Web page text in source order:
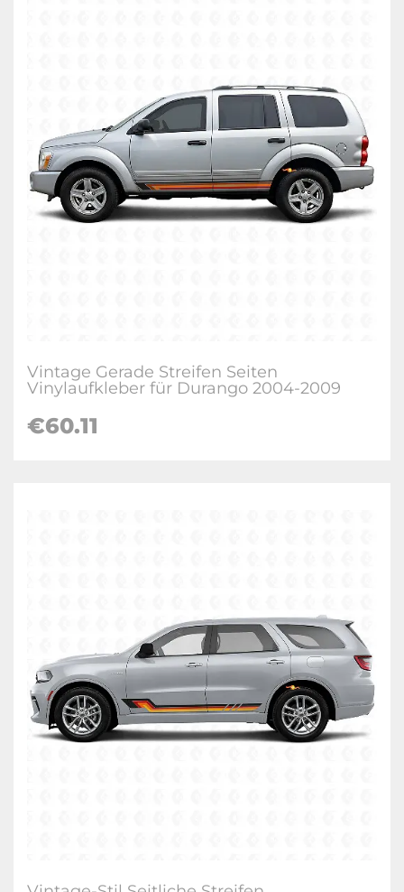
Vintage Gerade Streifen Seiten
Vinylaufkleber für Durango 2004-2009
€60.11